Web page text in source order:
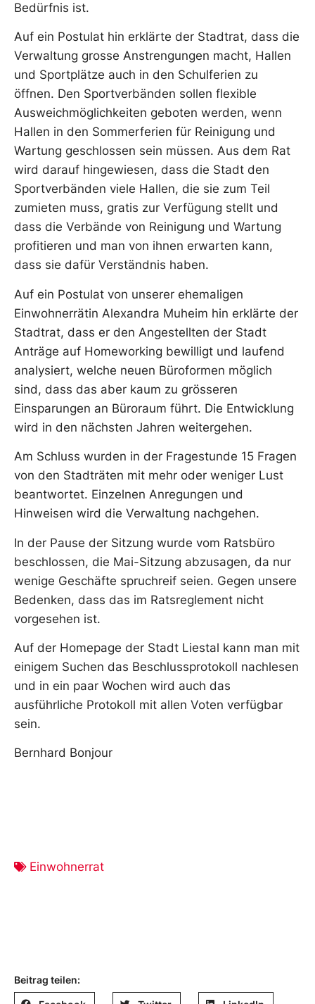
Bedürfnis ist.
Auf ein Postulat hin erklärte der Stadtrat, dass die
Verwaltung grosse Anstrengungen macht, Hallen
und Sportplätze auch in den Schulferien zu
öffnen. Den Sportverbänden sollen flexible
Ausweichmöglichkeiten geboten werden, wenn
Hallen in den Sommerferien für Reinigung und
Wartung geschlossen sein müssen. Aus dem Rat
wird darauf hingewiesen, dass die Stadt den
Sportverbänden viele Hallen, die sie zum Teil
zumieten muss, gratis zur Verfügung stellt und
dass die Verbände von Reinigung und Wartung
profitieren und man von ihnen erwarten kann,
dass sie dafür Verständnis haben.
Auf ein Postulat von unserer ehemaligen
Einwohnerrätin Alexandra Muheim hin erklärte der
Stadtrat, dass er den Angestellten der Stadt
Anträge auf Homeworking bewilligt und laufend
analysiert, welche neuen Büroformen möglich
sind, dass das aber kaum zu grösseren
Einsparungen an Büroraum führt. Die Entwicklung
wird in den nächsten Jahren weitergehen.
Am Schluss wurden in der Fragestunde 15 Fragen
von den Stadträten mit mehr oder weniger Lust
beantwortet. Einzelnen Anregungen und
Hinweisen wird die Verwaltung nachgehen.
In der Pause der Sitzung wurde vom Ratsbüro
beschlossen, die Mai-Sitzung abzusagen, da nur
wenige Geschäfte spruchreif seien. Gegen unsere
Bedenken, dass das im Ratsreglement nicht
vorgesehen ist.
Auf der Homepage der Stadt Liestal kann man mit
einigem Suchen das Beschlussprotokoll nachlesen
und in ein paar Wochen wird auch das
ausführliche Protokoll mit allen Voten verfügbar
sein.
Bernhard Bonjour
Einwohnerrat
Beitrag teilen: